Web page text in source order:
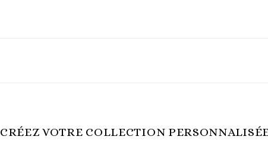
CRÉEZ VOTRE COLLECTION